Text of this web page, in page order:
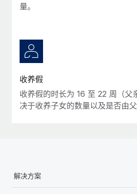
量。
收养假
收养假的时长为 16 至 22 周（父
决于收养子女的数量以及是否由父
解决方案